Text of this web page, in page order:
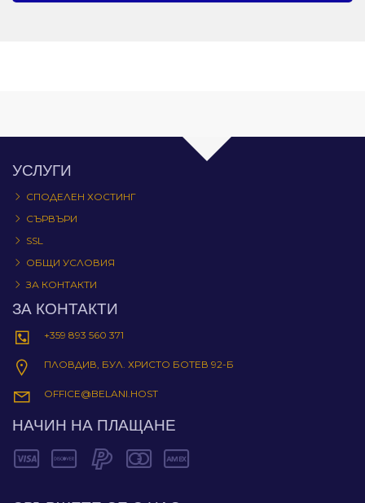
УСЛУГИ
СПОДЕЛЕН ХОСТИНГ
СЪРВЪРИ
SSL
ОБЩИ УСЛОВИЯ
ЗА КОНТАКТИ
ЗА КОНТАКТИ
+359 893 560 371
ПЛОВДИВ, БУЛ. ХРИСТО БОТЕВ 92-Б
OFFICE@BELANI.HOST
НАЧИН НА ПЛАЩАНЕ